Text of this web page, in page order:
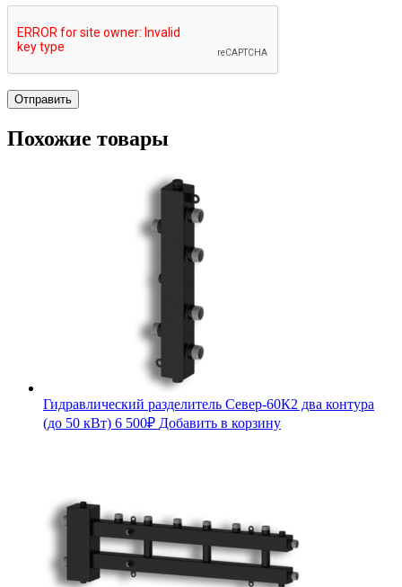
Похожие товары
Гидравлический разделитель Север-60К2 два контура
(до 50 кВт) 6 500₽ Добавить в корзину